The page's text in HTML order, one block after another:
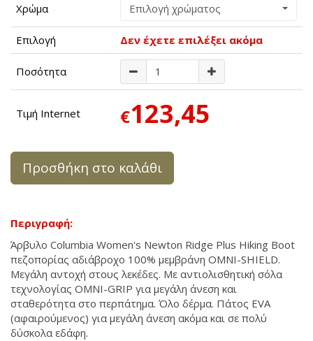
Χρώμα Επιλογή χρώματος
Επιλογή Δεν έχετε επιλέξει ακόμα
Ποσότητα
Τιμή Internet €123,45
Προσθήκη στο καλάθι
Περιγραφή:
Άρβυλο Columbia Women's Newton Ridge Plus Hiking Boot
πεζοπορίας αδιάβροχο 100% μεμβράνη OMNI-SHIELD.
Μεγάλη αντοχή στους λεκέδες. Με αντιολισθητική σόλα
τεχνολογίας OMNI-GRIP για μεγάλη άνεση και
σταθερότητα στο περπάτημα. Όλο δέρμα. Πάτος EVA
(αφαιρούμενος) για μεγάλη άνεση ακόμα και σε πολύ
δύσκολα εδάφη.